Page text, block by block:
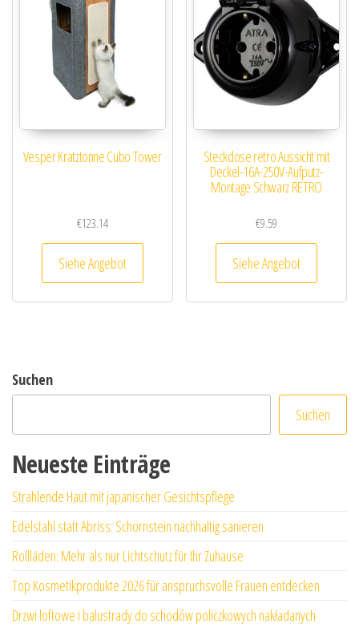
Vesper Kratztonne Cubo Tower
€123.14
Siehe Angebot
Steckdose retro Aussicht mit
Deckel-16A-250V-Aufputz-
Montage Schwarz RETRO
€9.59
Siehe Angebot
Suchen
Suchen
Neueste Einträge
Strahlende Haut mit japanischer Gesichtspflege
Edelstahl statt Abriss: Schornstein nachhaltig sanieren
Rollläden: Mehr als nur Lichtschutz für Ihr Zuhause
Top Kosmetikprodukte 2026 für anspruchsvolle Frauen entdecken
Drzwi loftowe i balustrady do schodów policzkowych nakładanych